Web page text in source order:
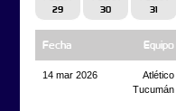
29
30
31
Fecha Equipo
14 mar 2026
Atlético
Tucumán